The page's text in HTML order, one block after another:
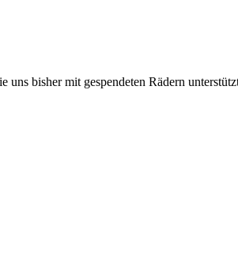
bisher mit gespendeten Rädern